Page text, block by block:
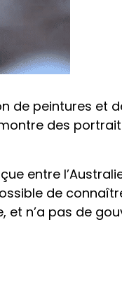
de peintures et
des
entre
de
et n’a pas de